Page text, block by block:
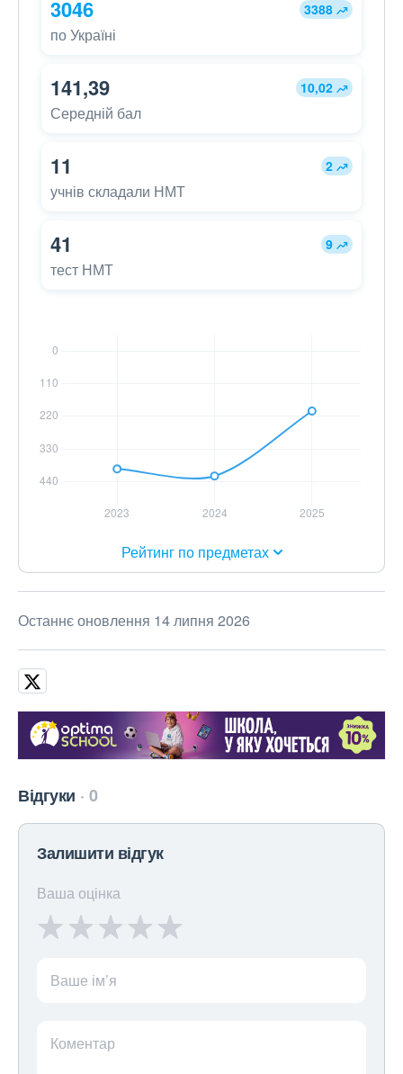
3046 3388
по Україні
141,39 10,02
Середній бал
11 2
учнів складали НМТ
41 9
тест НМТ
Рейтинг по предметах
Останнє оновлення 14 липня 2026
Відгуки 0
Залишити відгук
Ваша оцінка
Ваше ім’я
Коментар